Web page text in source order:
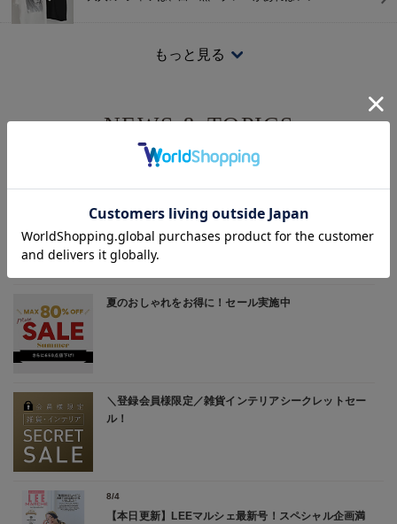
MOREセールスタート！
2026/7/3
大人にこそ似合うロゴ&キャラT
2026/6/19
＼6月の『何を着ればいい？』第2弾 ／気温別初夏コーデ15
選【バイヤーのリアルコーデ Vol.3】＃大人コーデお悩み ＃
気温23～32℃
【水濡れ／梅雨寒／ジメジメ湿気】６月をモードに乗り切る
集めました！
と知れた名品ハット
もっと見る
NEWS & TOPICS
最新情報をお知らせ